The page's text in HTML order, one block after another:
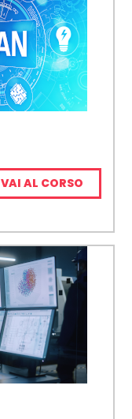
VAI AL CORSO